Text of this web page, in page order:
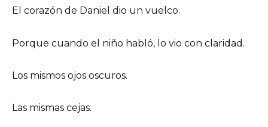
El corazón de Daniel dio un vuelco.
Porque cuando el niño habló, lo vio con claridad.
Los mismos ojos oscuros.
Las mismas cejas.